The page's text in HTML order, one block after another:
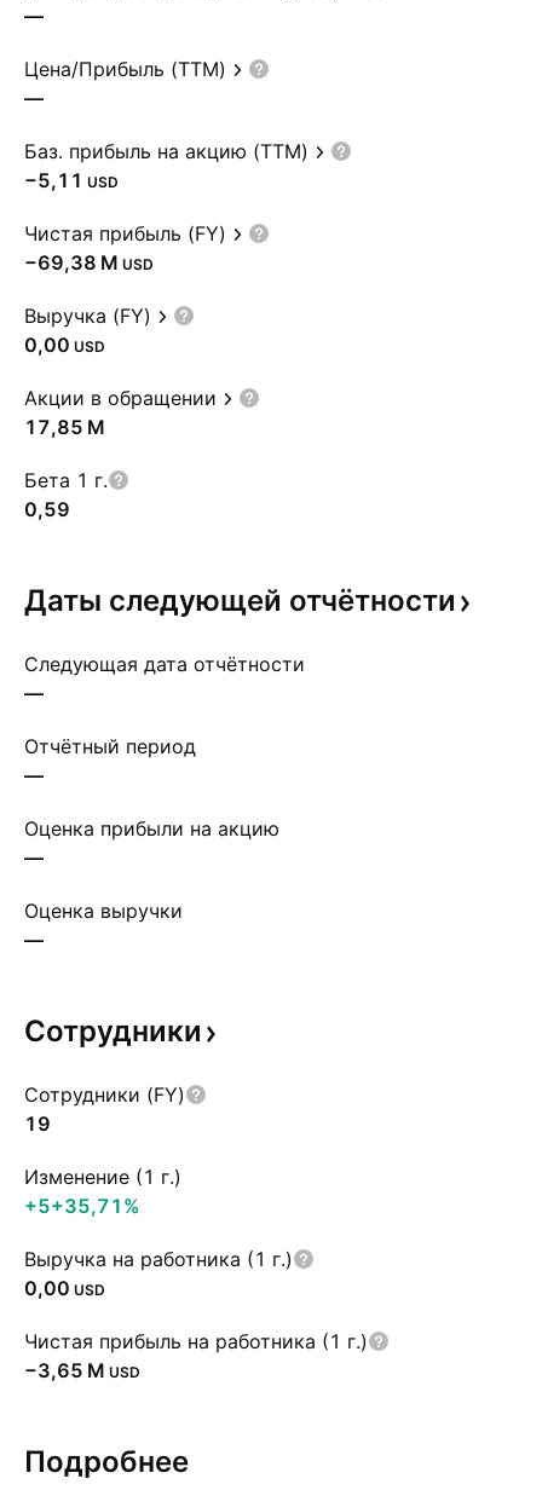
—
Цена/Прибыль (TTM)
—
Баз. прибыль на акцию (TTM)
−5,11 USD
Чистая прибыль (FY)
‪−69,38 M‬ USD
Выручка (FY)
0,00 USD
Акции в обращении
‪17,85 M‬
Бета 1 г.
0,59
Даты следующей отчётности
Следующая дата отчётности
—
Отчётный период
—
Оценка прибыли на акцию
—
Оценка выручки
—
Сотрудники
Сотрудники (FY)
19
Изменение (1 г.)
+5+35,71%
Выручка на работника (1 г.)
0,00 USD
Чистая прибыль на работника (1 г.)
‪−3,65 M‬ USD
Подробнее